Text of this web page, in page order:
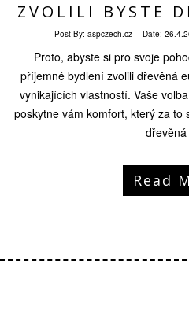
ZVOLILI BYSTE
Post By: aspczech.cz Date:
Proto, abyste si pro svoje
příjemné bydlení zvolili dřevěná
vynikajících vlastností. Vaše
poskytne vám komfort, který za to
Read